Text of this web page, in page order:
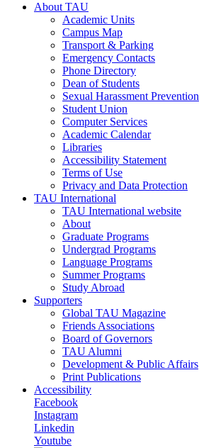
About TAU
Academic Units
Campus Map
Transport & Parking
Emergency Contacts
Phone Directory
Dean of Students
Sexual Harassment Prevention
Student Union
Computer Services
Academic Calendar
Libraries
Accessibility Statement
Terms of Use
Privacy and Data Protection
TAU International
TAU International website
About
Graduate Programs
Undergrad Programs
Language Programs
Summer Programs
Study Abroad
Supporters
Global TAU Magazine
Friends Associations
Board of Governors
TAU Alumni
Development & Public Affairs
Print Publications
Accessibility
Facebook
Instagram
Linkedin
Youtube